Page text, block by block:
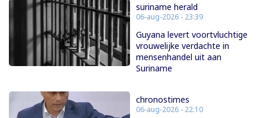
suriname herald
06-aug-2026 - 23:39
Guyana levert voortvluchtige
vrouwelijke verdachte in
mensenhandel uit aan
Suriname
chronostimes
06-aug-2026 - 22:10